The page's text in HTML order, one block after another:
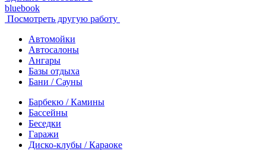
bluebook
Посмотреть другую работу
Автомойки
Автосалоны
Ангары
Базы отдыха
Бани / Сауны
Барбекю / Камины
Бассейны
Беседки
Гаражи
Диско-клубы / Караоке